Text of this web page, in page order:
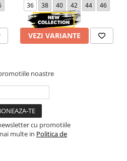
36 38 40 42 44
46
48
50
VEZI VARIANTE
noastre
cu promotiile
multe in Politica de